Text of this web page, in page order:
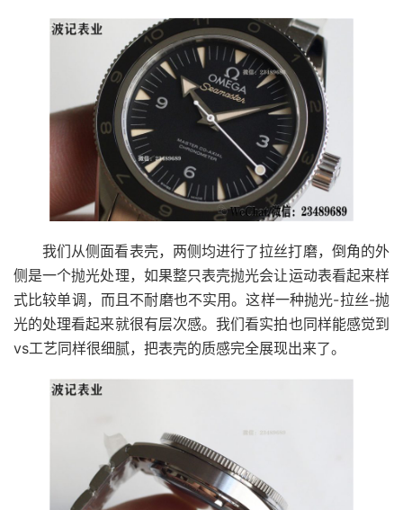
我们从侧面看表壳，两侧均进行了拉丝打磨，倒角的外
侧是一个抛光处理，如果整只表壳抛光会让运动表看起来样
式比较单调，而且不耐磨也不实用。这样一种抛光-拉丝-抛
光的处理看起来就很有层次感。我们看实拍也同样能感觉到
vs工艺同样很细腻，把表壳的质感完全展现出来了。